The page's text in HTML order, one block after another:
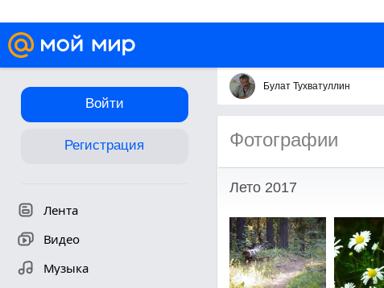
Войти
Регистрация
Лента
Видео
Музыка
Булат Тухватуллин
Фотографии
Лето 2017